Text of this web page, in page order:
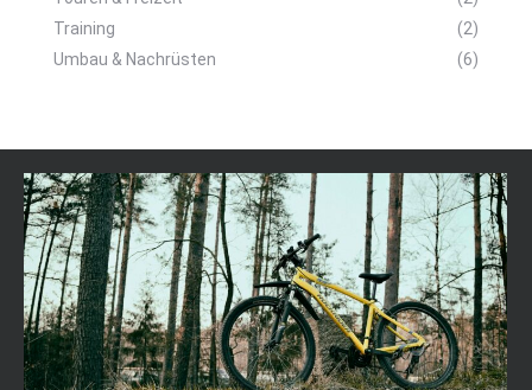
Training
(2)
Umbau & Nachrüsten
(6)